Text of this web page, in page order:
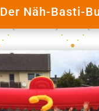
Der Näh-Basti-